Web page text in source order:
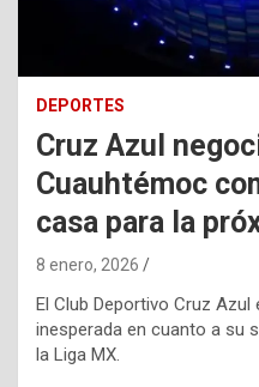
DEPORTES
Cruz Azul
Cuauhtémoc
casa para la
8 enero, 2026
El Club Deportivo Cruz
inesperada en cuanto a su
la Liga MX.